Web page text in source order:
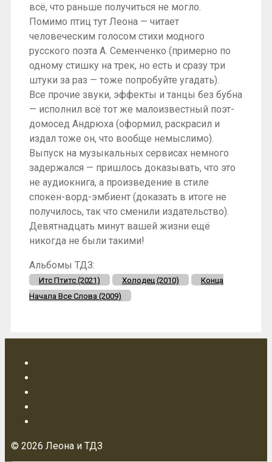
всё, что раньше получиться не могло.
Помимо птиц тут Леона — читает
человеческим голосом стихи модного
русского поэта А. Семенченко (примерно по
одному стишку на трек, но есть и сразу три
штуки за раз — тоже попробуйте угадать).
Все прочие звуки, эффекты и танцы без бубна
— исполнил всё тот же малоизвестный поэт-
домосед Андрюха (оформил, раскрасил и
издал тоже он, что вообще немыслимо).
Выпуск на музыкальных сервисах немного
задержался — пришлось доказывать, что это
не аудиокнига, а произведение в стиле
спокен-ворд-эмбиент (доказать в итоге не
получилось, так что сменили издательство).
Девятнадцать минут вашей жизни ещё
никогда не были такими!
Альбомы ТДЗ:
Итс Птитс (2021) Холодец (2010)
Конца
Начала Все Слова (2009)
© 2026 Леона и ТДЗ